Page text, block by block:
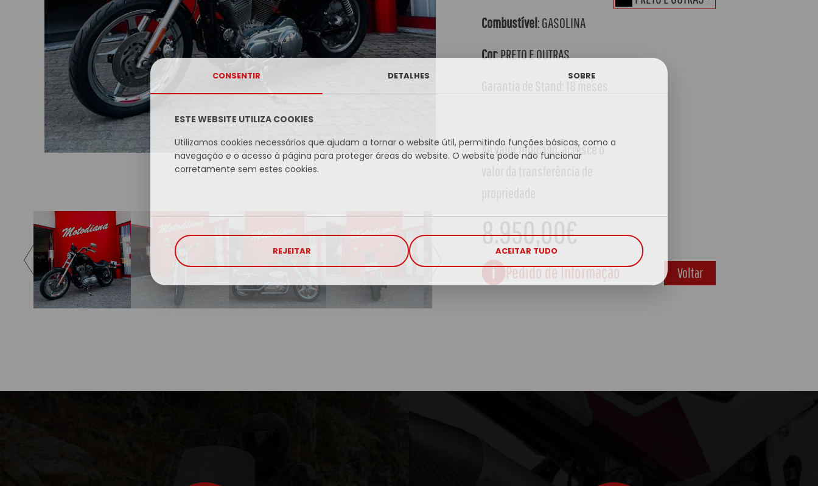
CONSENTIR DETALHES SOBRE
ESTE WEBSITE UTILIZA COOKIES
Utilizamos cookies necessários que ajudam a tornar o website útil, permitindo funções básicas, como a
navegação e o acesso à página para proteger áreas do website. O website pode não funcionar
corretamente sem estes cookies.
REJEITAR ACEITAR TUDO
Combustível: GASOLINA
Cor: PRETO E OUTRAS
Ao valor indicado, acresce o
8.950,00€
Pedido de Informação Voltar